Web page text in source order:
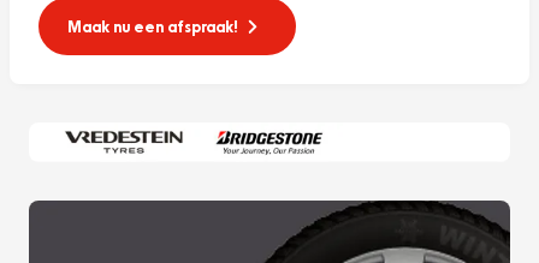
Maak nu een afspraak!